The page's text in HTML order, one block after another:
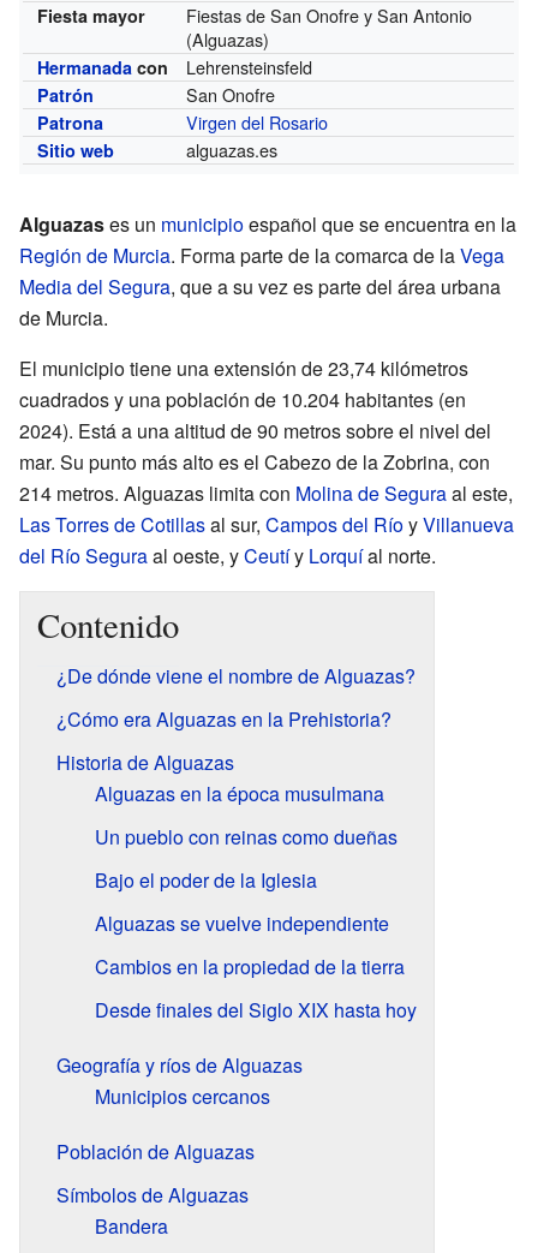
Fiesta mayor
Fiestas de San Onofre y San Antonio
(Alguazas)
Hermanada con Lehrensteinsfeld
Patrón San Onofre
Patrona Virgen del Rosario
Sitio web alguazas.es
Alguazases un municipioespañol que se encuentra en la
Región de Murcia. Forma parte de la comarca de laVega
Media del Segura, que a su vez es parte del área urbana
de Murcia.
El municipio tiene una extensión de 23,74 kilómetros
cuadrados y una población de 10.204 habitantes (en
2024). Está a una altitud de 90 metros sobre el nivel del
mar. Su punto más alto es el Cabezo de la Zobrina, con
214 metros. Alguazas limita con Molina de Seguraal este,
Las Torres de Cotillasal sur, Campos del RíoyVillanueva
del Río Seguraal oeste, yCeutíy Lorquíal norte.
Contenido
¿De dónde viene el nombre de Alguazas?
¿Cómo era Alguazas en la Prehistoria?
Historia de Alguazas
Alguazas en la época musulmana
Un pueblo con reinas como dueñas
Bajo el poder de la Iglesia
Alguazas se vuelve independiente
Cambios en la propiedad de la tierra
Desde finales del Siglo XIX hasta hoy
Geografía y ríos de Alguazas
Municipios cercanos
Población de Alguazas
Símbolos de Alguazas
Bandera